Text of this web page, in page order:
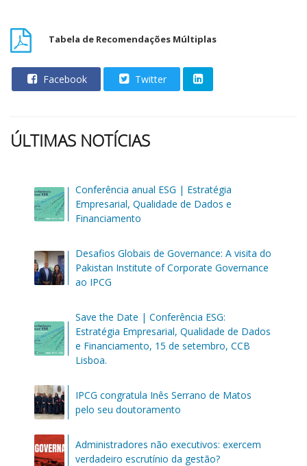
Tabela de Recomendações Múltiplas
Facebook Twitter
ÚLTIMAS NOTÍCIAS
Conferência anual ESG | Estratégia
Empresarial, Qualidade de Dados e
Financiamento
Desafios Globais de Governance: A visita do
Pakistan Institute of Corporate Governance
ao IPCG
Save the Date | Conferência ESG:
Estratégia Empresarial, Qualidade de Dados
e Financiamento, 15 de setembro, CCB
Lisboa.
IPCG congratula Inês Serrano de Matos
pelo seu doutoramento
Administradores não executivos: exercem
verdadeiro escrutínio da gestão?